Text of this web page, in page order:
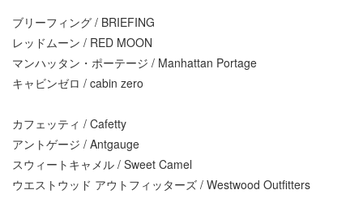
ブリーフィング / BRIEFING
レッドムーン / RED MOON
マンハッタン・ポーテージ / Manhattan Portage
キャビンゼロ / cabin zero
カフェッティ / Cafetty
アントゲージ / Antgauge
スウィートキャメル / Sweet Camel
ウエストウッド アウトフィッターズ / Westwood Outfitters